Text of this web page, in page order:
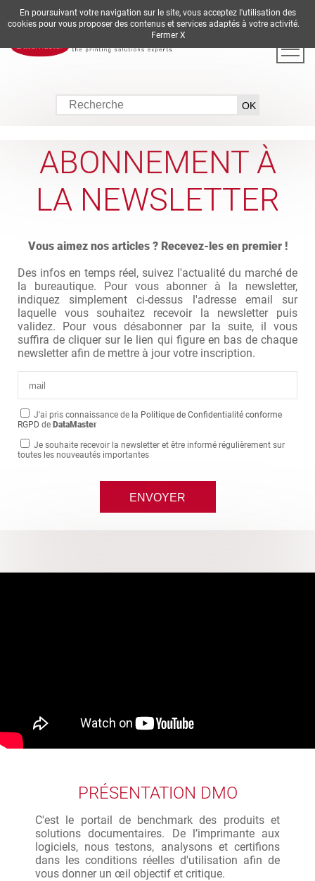
DE EN ES FR IT
ABONNEMENT À
LA NEWSLETTER
Vous aimez nos articles ? Recevez-les en premier !
Des infos en temps réel, suivez l'actualité du marché de
la bureautique. Pour vous abonner à la newsletter,
indiquez simplement ci-dessus l'adresse email sur
laquelle vous souhaitez recevoir la newsletter puis
validez. Pour vous désabonner par la suite, il vous
suffira de cliquer sur le lien qui figure en bas de chaque
newsletter afin de mettre à jour votre inscription.
J'ai pris connaissance de la Politique de Confidentialité conforme
RGPD de DataMaster
Je souhaite recevoir la newsletter et être informé régulièrement sur
toutes les nouveautés importantes
PRÉSENTATION DMO
C'est le portail de benchmark des produits et
solutions documentaires. De l’imprimante aux
logiciels, nous testons, analysons et certifions
dans les conditions réelles d'utilisation afin de
vous donner un œil objectif et critique.
En poursuivant votre navigation sur le site, vous acceptez l'utilisation des
cookies pour vous proposer des contenus et services adaptés à votre activité.
Fermer X